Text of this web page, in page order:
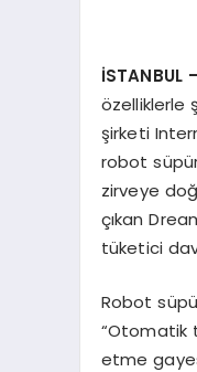
İSTANBUL
özelliklerle
şirketi
robot
zirveye
çıkan
tüketici
Robot
“Otomatik
etme